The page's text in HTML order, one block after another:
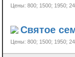
Цены: 800; 1500; 1950;
Святое
Цены: 800; 1500; 1950;